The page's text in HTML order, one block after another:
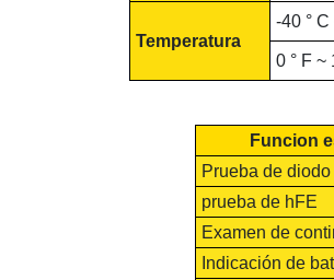
Temperatura
-40 ° C
0 ° F ~
Funcion
Prueba de diodo
prueba de hFE
Examen de
Indicación de